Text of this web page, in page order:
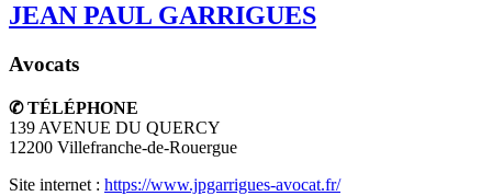
JEAN PAUL GARRIGUES
Avocats
✆ TÉLÉPHONE
139 AVENUE DU QUERCY
12200 Villefranche-de-Rouergue
Site internet : https://www.jpgarrigues-avocat.fr/